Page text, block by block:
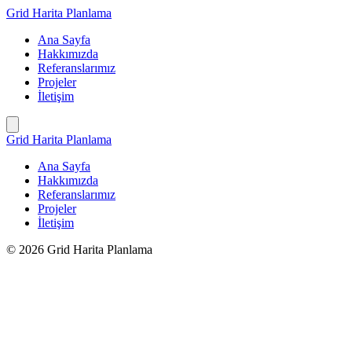
İçeriğe
Grid Harita Planlama
Ana Sayfa
Hakkımızda
Referanslarımız
Projeler
İletişim
Grid Harita Planlama
Ana Sayfa
Hakkımızda
Referanslarımız
Projeler
İletişim
© 2026 Grid Harita Planlama